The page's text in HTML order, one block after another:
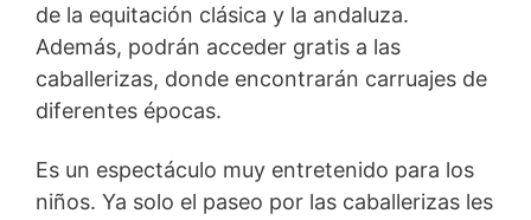
de la equitación clásica y la andaluza.
Además, podrán acceder gratis a las
caballerizas, donde encontrarán carruajes de
diferentes épocas.
Es un espectáculo muy entretenido para los
niños. Ya solo el paseo por las caballerizas les